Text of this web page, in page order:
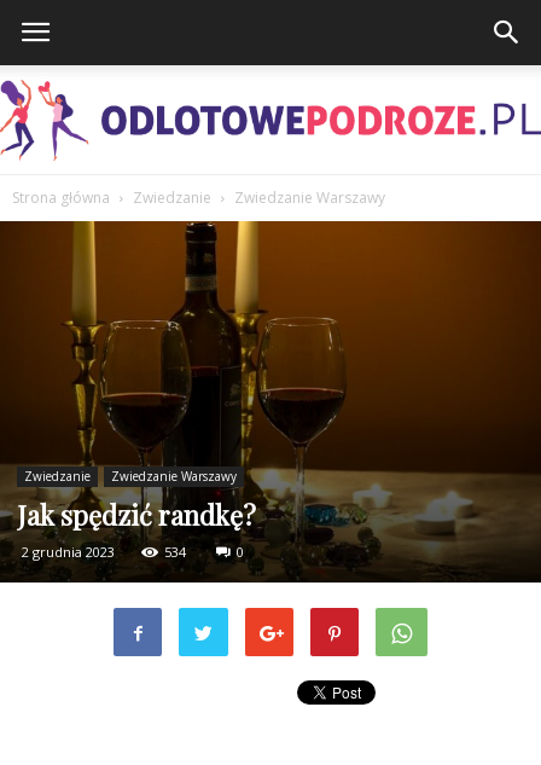
Strona główna Zwiedzanie Zwiedzanie Warszawy
Zwiedzanie Zwiedzanie Warszawy
Jak spędzić randkę?
2 grudnia 2023 534 0